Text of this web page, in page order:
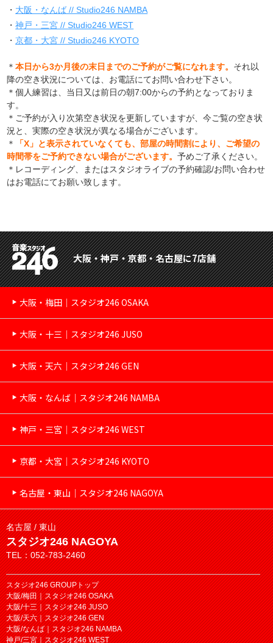
・ 大阪・なんば // Studio246 NAMBA
・神戸・三宮 // Studio246 WEST
・京都・大宮 // Studio246 KYOTO
＊本日から3か月後の末日までのご予約がご覧になれます。 それ以
降の空き状況については、お電話にてお問い合わせ下さい。
＊個人練習は、当日又は前日の朝7:00からの予約となっておりま
す。
＊ご予約が入り次第空き状況を更新していますが、今ご覧の空き状
況と、実際の空き状況が異なる場合がございます。
＊
「X」と表示されていなくても、部屋の時間割により、ご希望の
時間帯をご予約できない場合がございます。予めご了承ください。
＊レコーディング、またはスタジオライブの予約確認/お問い合わせ
はお電話にてお願い致します。
大阪・神戸・京都・名古屋に7店舗
大阪・梅田｜スタジオ246 OSAKA
大阪・十三｜スタジオ246 JUSO
大阪・天六｜スタジオ246 GEN
大阪・なんば｜スタジオ246 NAMBA
神戸・三宮｜スタジオ246 WEST
京都・大宮｜スタジオ246 KYOTO
名古屋・東山｜スタジオ246 NAGOYA
名古屋 / 東山
スタジオ246 NAGOYA
TEL：052-783-2460
スタジオ246 GROUPトップ
大阪/梅田｜スタジオ246 OSAKA
大阪/十三｜スタジオ246 JUSO
大阪/天六｜スタジオ246 GEN
大阪/なんば｜スタジオ246 NAMBA
神戸/三宮｜スタジオ246 WEST